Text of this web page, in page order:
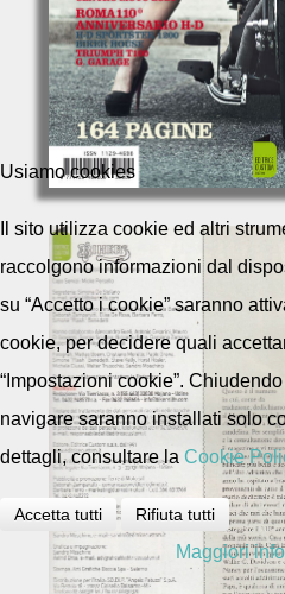
Usiamo cookies
Il sito utilizza cookie ed altri
raccolgono informazioni dal
su “Accetto i cookie” saranno
cookie, per decidere quali
“Impostazioni cookie”.
navigare saranno installati solo
dettagli, consultare la Cookie
Accetta tutti Rifiuta tutti
Maggiori